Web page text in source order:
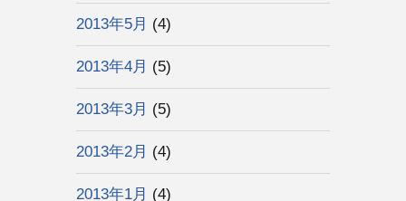
2013年5月 (4)
2013年4月 (5)
2013年3月 (5)
2013年2月 (4)
2013年1月 (4)